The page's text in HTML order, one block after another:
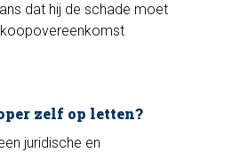
dat hij de schade moet
zelf op letten?
juridische en